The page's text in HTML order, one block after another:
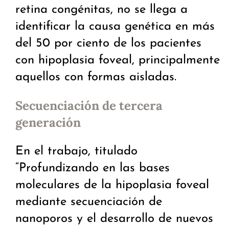
retina congénitas, no se llega a
identificar la causa genética en más
del 50 por ciento de los pacientes
con hipoplasia foveal, principalmente
aquellos con formas aisladas.
Secuenciación de tercera
generación
En el trabajo, titulado
“Profundizando en las bases
moleculares de la hipoplasia foveal
mediante secuenciación de
nanoporos y el desarrollo de nuevos